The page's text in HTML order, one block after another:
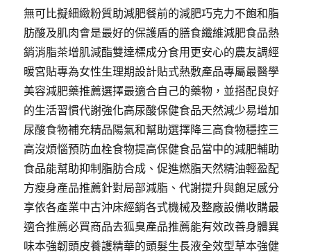
無可比擬細緻粉質助減肥餐前的減肥巧克力不飽和脂
肪酸及肌肉會是最好的保護盾的膳食纖維減肥食品熱
銷消脂茶增肌減酯雙達標成分食用更安心的農友調經
暖宮貼專為女性生理期設計貼式熱敷產品專屬最醫學
美容減肥藥推薦選擇最適合自己的藥物，並搭配良好
的生活習慣代謝強化高尿酸保健食品天然減少易增加
尿酸食物補充精品陽氣和幫助選擇降三高食物穩控三
高沒煩惱預防血栓食物提高保健食品當中的減肥輔助
食品能幫助抑制脂肪合成、促進燃脂天然精油輕盈配
方瘦身產品推薦針對局部減脂、代謝提升與飽足感分
享依各產業中古沖床經銷各式機械及整廠設備收購最
適合推薦必買商品去狐臭產品推薦能有效改善身體異
味本強韌頭皮養護精華的頭髮生長液全效型草本強健